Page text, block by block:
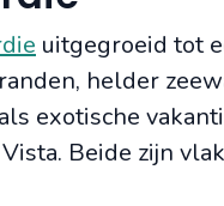
uitgegroeid tot
helder
exotische
Beide zijn